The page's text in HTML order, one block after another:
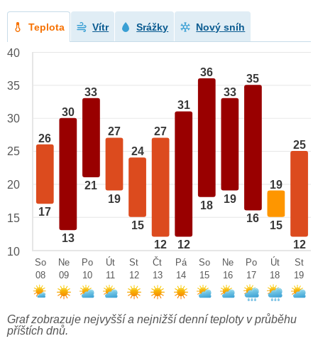
Teplota Vítr Srážky Nový sníh
26
17
30
13
33
21
27
19
24
15
27
12
31
12
36
18
33
19
35
16
19
15
25
12
40
35
30
25
20
15
10
So
08
Ne
09
Po
10
Út
11
St
12
Čt
13
Pá
14
So
15
Ne
16
Po
17
Út
18
St
19
Graf zobrazuje nejvyšší a nejnižší denní teploty v průběhu
příštích dnů.